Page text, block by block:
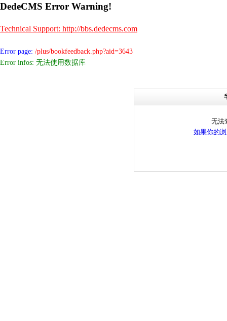
DedeCMS Error Warning!
Technical Support: http://bbs.dedecms.com
Error page: /plus/bookfeedback.php?aid=3643
Error infos: 无法使用数据库
无法
如果你的